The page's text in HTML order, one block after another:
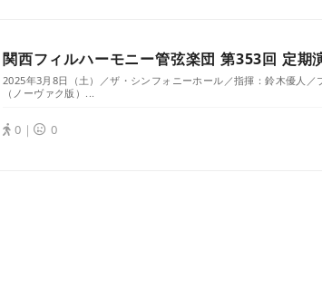
関西フィルハーモニー管弦楽団 第353回 定期
2025年3月8日（土）／ザ・シンフォニーホール／指揮：鈴木優人
（ノーヴァク版）...
0｜ 0